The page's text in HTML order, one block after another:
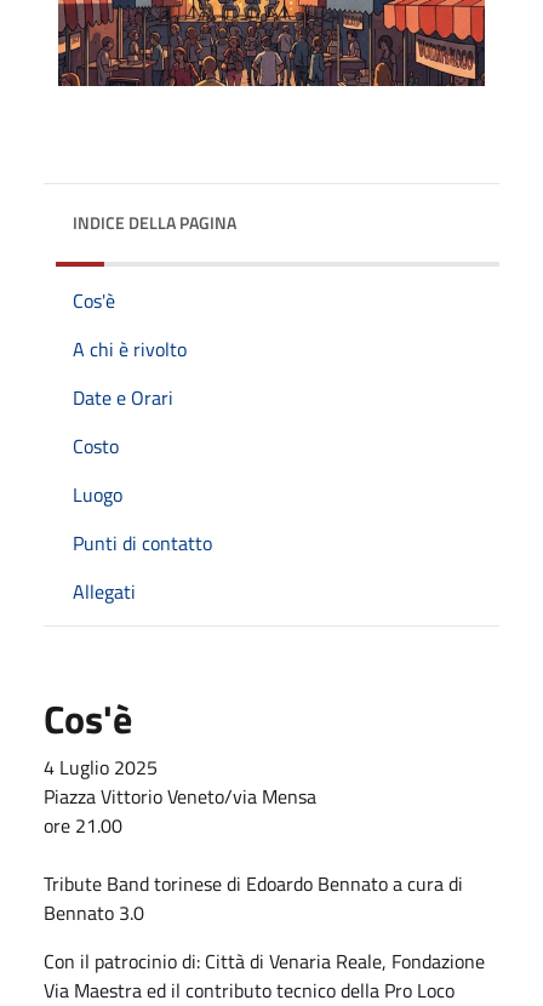
INDICE DELLA PAGINA
Cos'è
A chi è rivolto
Date e Orari
Costo
Luogo
Punti di contatto
Allegati
Cos'è
4 Luglio 2025
Piazza Vittorio Veneto/via Mensa
ore 21.00
Tribute Band torinese di Edoardo Bennato a cura di
Bennato 3.0
Con il patrocinio di: Città di Venaria Reale, Fondazione
Via Maestra ed il contributo tecnico della Pro Loco